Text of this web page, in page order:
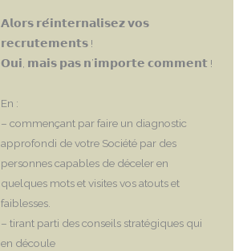
𝗔𝗹𝗼𝗿𝘀 𝗿𝗲́𝗶𝗻𝘁𝗲𝗿𝗻𝗮𝗹𝗶𝘀𝗲𝘇 𝘃𝗼𝘀
𝗿𝗲𝗰𝗿𝘂𝘁𝗲𝗺𝗲𝗻𝘁𝘀 !
𝗢𝘂𝗶, 𝗺𝗮𝗶𝘀 𝗽𝗮𝘀 𝗻’𝗶𝗺𝗽𝗼𝗿𝘁𝗲 𝗰𝗼𝗺𝗺𝗲𝗻𝘁 !
En :
– commençant par faire un diagnostic
approfondi de votre Société par des
personnes capables de déceler en
quelques mots et visites vos atouts et
faiblesses.
– tirant parti des conseils stratégiques qui
en découle